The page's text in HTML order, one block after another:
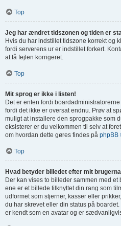
Top
Jeg har ændret tidszonen og tiden er
Hvis du har indstillet tidszone korrekt og
fordi serverens ur er indstillet forkert.
at få fejlen korrigeret.
Top
Mit sprog er ikke i listen!
Det er enten fordi
fordi det ikke er oversat endnu. Prøv at
muligt at installere den sprogpakke som
eksisterer er du velkommen til selv at
om hvordan dette gøres findes på phpBB
Top
Hvad betyder billedet efter mit
Der kan vises to billeder sammen med
ene er et billede tilknyttet din rang som
udformet som stjerner, kasser eller
du har skrevet eller din status på
er kendt som en avatar og er